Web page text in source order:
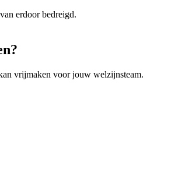
erdoor bedreigd.
vrijmaken voor jouw welzijnsteam.